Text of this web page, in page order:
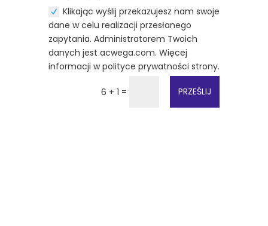
Klikając wyślij przekazujesz nam swoje
dane w celu realizacji przesłanego
zapytania. Administratorem Twoich
danych jest acwega.com. Więcej
informacji w polityce prywatności strony.
6 + 1 = PRZEŚLIJ